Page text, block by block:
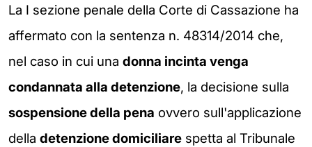
La I sezione penale della Corte di Cassazione ha
affermato con la sentenza n. 48314/2014 che,
nel caso in cui una donna incinta venga
condannata alla detenzione, la decisione sulla
sospensione della pena ovvero sull'applicazione
della detenzione domiciliare spetta al Tribunale